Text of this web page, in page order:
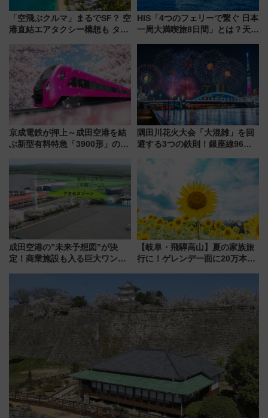
「空飛ぶクルマ」まるでSF？ 空
港直結エアタクシー構想も タイ
HIS「4つのフェリーで繋ぐ 日本
一周大満喫旅8日間」とは？天橋
の絶景＆限定グルメを網羅！煩
雑な手続きも不要でお手軽に楽
しめるプランが登場
京成電鉄が押上～成田空港を結
ぶ新型有料特急「3900形」のコ
募集も実施
隅田川花火大会「大混雑」を回
避する3つの鉄則！銀座線96本
ツリー駅の規制まとめ 7/25開催
成田空港の”未来予想図”が決
定！商業施設も入る巨大ワンタ
ぶ！ JR空港駅は2面3線化！
【岐阜・飛騨高山】夏の家族旅
行に！ゲレンデ一面に20万本の